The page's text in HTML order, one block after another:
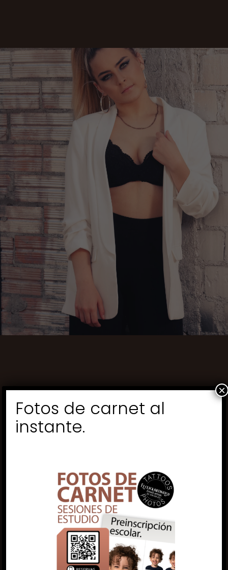
Fotos de carnet al
instante.
×